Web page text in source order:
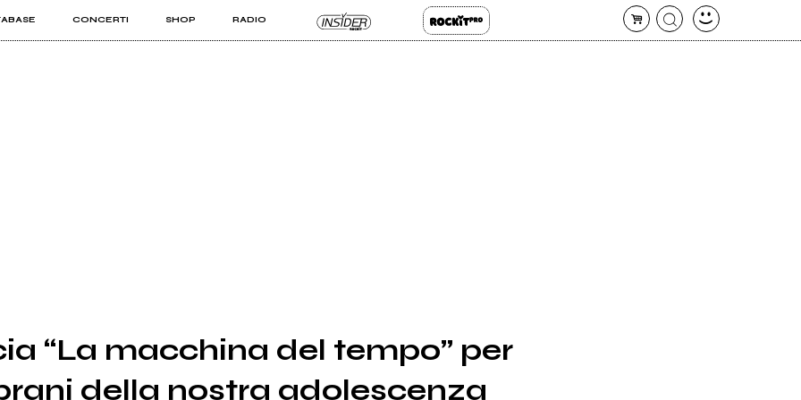
CONCERTI SHOP RADIO
PRO
“La macchina del tempo” per
della nostra adolescenza